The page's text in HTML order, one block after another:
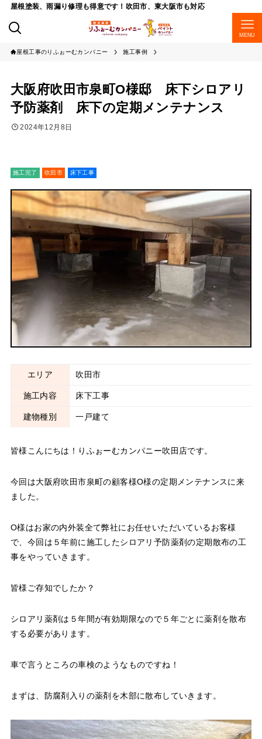
屋根塗装、雨漏り修理も得意です！吹田市、東大阪市も対応
MENU
屋根工事のりふぉーむカンパニー 施工事例
大阪府吹田市泉町O様邸 床下シロアリ
予防薬剤 床下の定期メンテナンス
2024年12月8日
施工完了 吹田市 床下工事
エリア 吹田市
施工内容 床下工事
建物種別 一戸建て
皆様こんにちは！りふぉーむカンパニー吹田店です。
今回は大阪府吹田市泉町の顧客様O様の定期メンテナンスに来
ました。
O様はお家の内外装全て弊社にお任せいただいているお客様
で、今回は５年前に施工したシロアリ予防薬剤の定期散布の工
事をやっていきます。
皆様ご存知でしたか？
シロアリ薬剤は５年間が有効期限なので５年ごとに薬剤を散布
する必要があります。
車で言うところの車検のようなものですね！
まずは、防腐剤入りの薬剤を木部に散布していきます。